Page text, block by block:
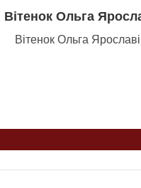
Вітенок Ольга
Вітенок Ольга